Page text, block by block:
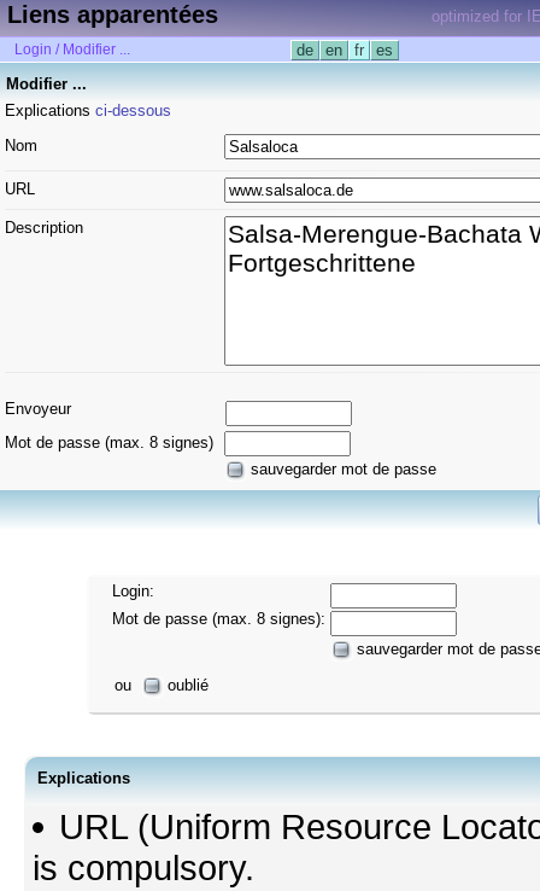
Liens apparentées optimized for
Login / Modifier ... de en fr
es
Modifier ...
Explications ci-dessous
Nom
URL
Description
Envoyeur
Mot de passe (max. 8 signes)
sauvegarder mot de passe
Login:
Mot de passe (max. 8 signes):
sauvegarder mot de
ou
oublié
Explications
URL (Uniform Resource
is compulsory.